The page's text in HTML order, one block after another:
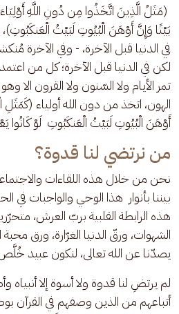
(مَثَلُ الَّذِينَ اتَّخَذُوا مِن دُونِ اللَّهِ
بَيْتًا وَإِنَّ أَوْهَنَ الْبُيُوتِ لَبَيْتُ الْعَنكَبُوتِ)،
في الدنيا قبل الآخرة، - وفي الآخرة
لكن في الدنيا قبل الآخرة؛ كل من
تمر الأيام ولا السّنون ولا القرون الا
الهون، اتخذ من دون الله أولياء
أَوْهَنَ الْبُيُوتِ لَبَيْتُ الْعَنكَبُوتِ  لَوْ كَانُوا
من نرتضي لنا قدوة؟
نحن من خلال هذه اللقاءات
بيننا بأنوار  هذا الوحي والواجبات في
هذه الرابطة القلبية بربّ العرش،
الشهوات، ورقّ الدنيا الغرّارة، ورق
يصدّنا عن الله تعالى، لنكون عبيد
لم يرتضِ لنا قدوة ولا أسوة إلا
أتباعهم من الذين وصفهم في القرآن